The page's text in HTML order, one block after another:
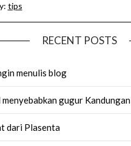
tips
RECENT POSTS
menulis blog
gugur Kandungan
dari Plasenta